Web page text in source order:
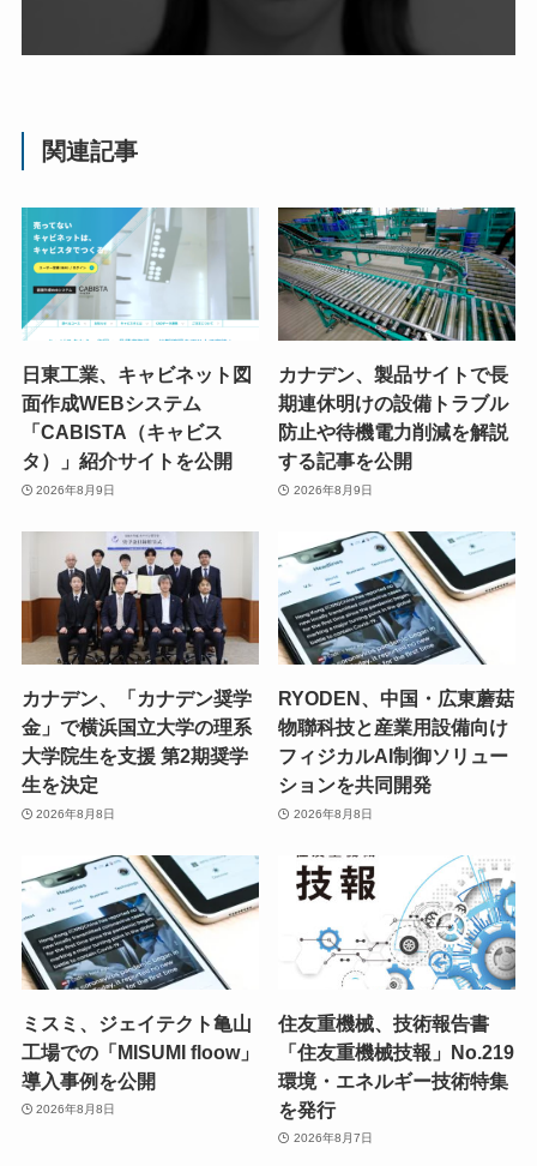
関連記事
日東工業、キャビネット図
面作成WEBシステム
「CABISTA（キャビス
タ）」紹介サイトを公開
2026年8月9日
カナデン、製品サイトで長
期連休明けの設備トラブル
防止や待機電力削減を解説
する記事を公開
2026年8月9日
カナデン、「カナデン奨学
金」で横浜国立大学の理系
大学院生を支援 第2期奨学
生を決定
2026年8月8日
RYODEN、中国・広東蘑菇
物聯科技と産業用設備向け
フィジカルAI制御ソリュー
ションを共同開発
2026年8月8日
ミスミ、ジェイテクト亀山
工場での「MISUMI floow」
導入事例を公開
2026年8月8日
住友重機械、技術報告書
「住友重機械技報」No.219
環境・エネルギー技術特集
を発行
2026年8月7日